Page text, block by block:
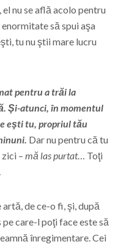
nu se află acolo pentru
enormitate să spui aşa
tu nu ştii mare lucru
pentru a trăi la
Şi-atunci, în momentul
eşti tu, propriul tău
Dar nu pentru că tu
– mă las purtat… Toţi
de ce-o fi, şi, după
care-l poţi face este să
înregimentare. Cei